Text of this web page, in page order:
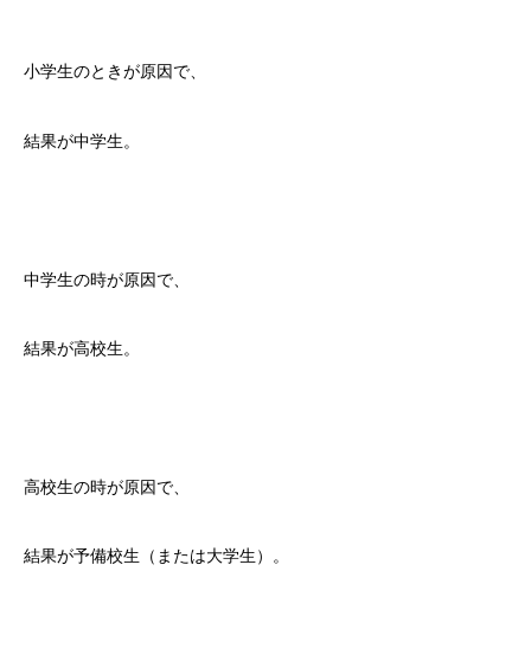
小学生のときが原因で、
結果が中学生。
中学生の時が原因で、
結果が高校生。
高校生の時が原因で、
結果が予備校生（または大学生）。